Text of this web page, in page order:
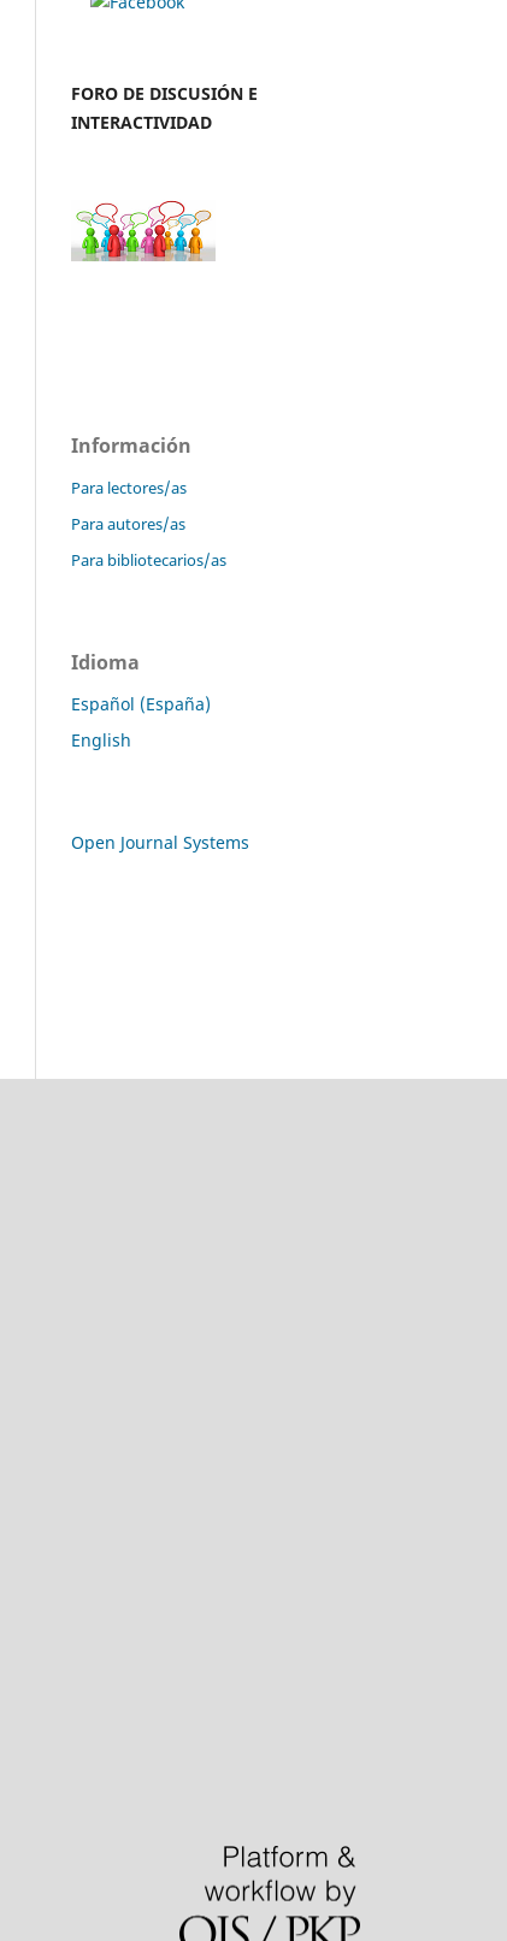
FORO DE DISCUSIÓN E
INTERACTIVIDAD
Información
Para lectores/as
Para autores/as
Para bibliotecarios/as
Idioma
Español (España)
English
Open Journal Systems